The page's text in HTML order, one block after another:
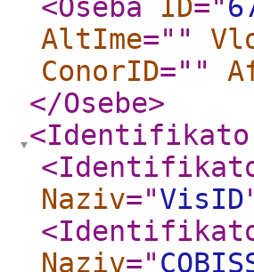
<Oseba
ID="
AltIme=" "
ConorID=" "
</Osebe>
Naziv="VisID
Naziv="